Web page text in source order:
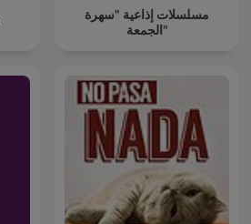
مسلسلات إذاعية "سهرة
الجمعة"